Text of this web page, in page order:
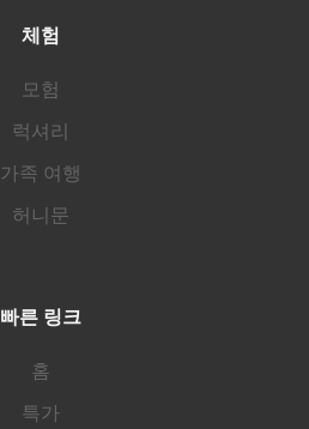
체험
모험
럭셔리
가족 여행
허니문
빠른 링크
홈
특가